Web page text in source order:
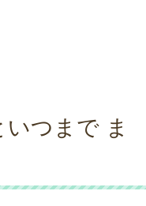
つまで ま